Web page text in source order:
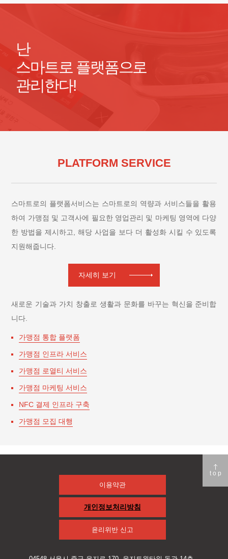
난
스마트로 플랫폼으로
관리한다!
PLATFORM SERVICE
스마트로의 플랫폼서비스는 스마트로의 역량과 서비스들을 활용
하여 가맹점 및 고객사에 필요한 영업관리 및 마케팅 영역에 다양
한 방법을 제시하고, 해당 사업을 보다 더 활성화 시킬 수 있도록
지원해줍니다.
자세히 보기
새로운 기술과 가치 창출로 생활과 문화를 바꾸는 혁신을 준비합
니다.
가맹점 통합 플랫폼
가맹점 인프라 서비스
가맹점 로열티 서비스
가맹점 마케팅 서비스
NFC 결제 인프라 구축
가맹점 모집 대행
top
이용약관
개인정보처리방침
윤리위반 신고